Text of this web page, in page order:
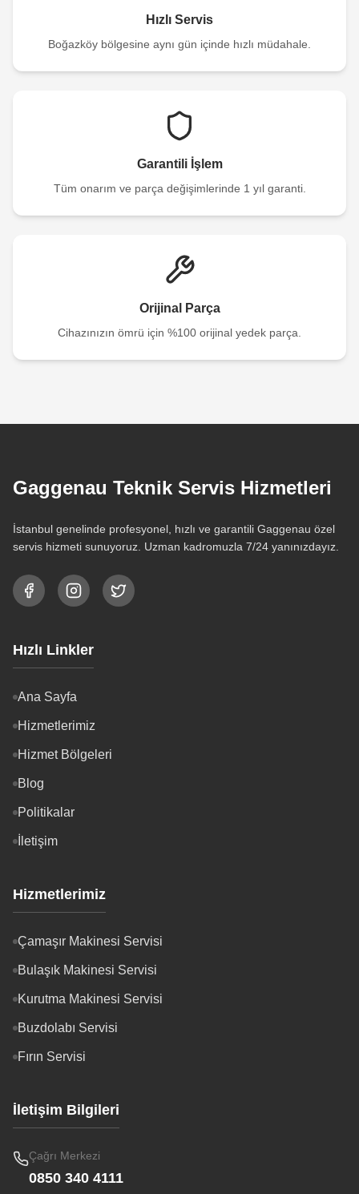
Hızlı Servis
Boğazköy bölgesine aynı gün içinde hızlı müdahale.
Garantili İşlem
Tüm onarım ve parça değişimlerinde 1 yıl garanti.
Orijinal Parça
Cihazınızın ömrü için %100 orijinal yedek parça.
Gaggenau Teknik Servis Hizmetleri
İstanbul genelinde profesyonel, hızlı ve garantili Gaggenau özel
servis hizmeti sunuyoruz. Uzman kadromuzla 7/24 yanınızdayız.
Hızlı Linkler
Ana Sayfa
Hizmetlerimiz
Hizmet Bölgeleri
Blog
Politikalar
İletişim
Hizmetlerimiz
Çamaşır Makinesi Servisi
Bulaşık Makinesi Servisi
Kurutma Makinesi Servisi
Buzdolabı Servisi
Fırın Servisi
İletişim Bilgileri
Çağrı Merkezi
0850 340 4111